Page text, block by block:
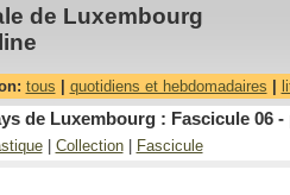
de Luxembourg
tous quotidiens et hebdomadaires
de Luxembourg : Fascicule 06 -
| Collection| Fascicule